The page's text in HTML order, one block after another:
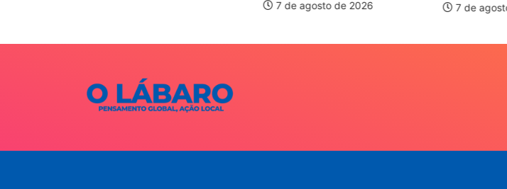
7 de agosto de 2026 7 de